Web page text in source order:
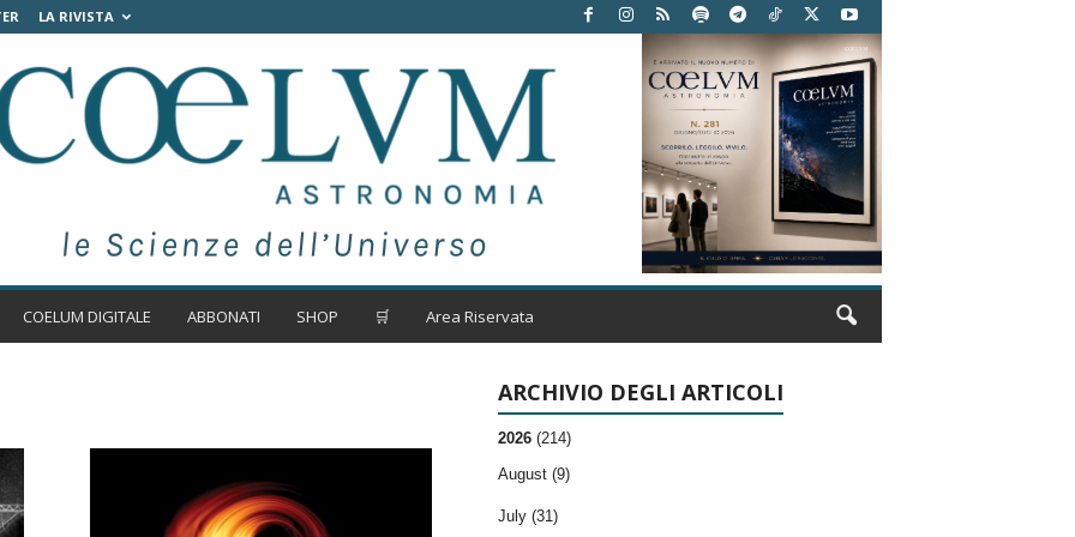
LA RIVISTA
COELUM DIGITALE ABBONATI SHOP 🛒 Area Riservata
ARCHIVIO DEGLI ARTICOLI
2026 (214)
August (9)
July (31)